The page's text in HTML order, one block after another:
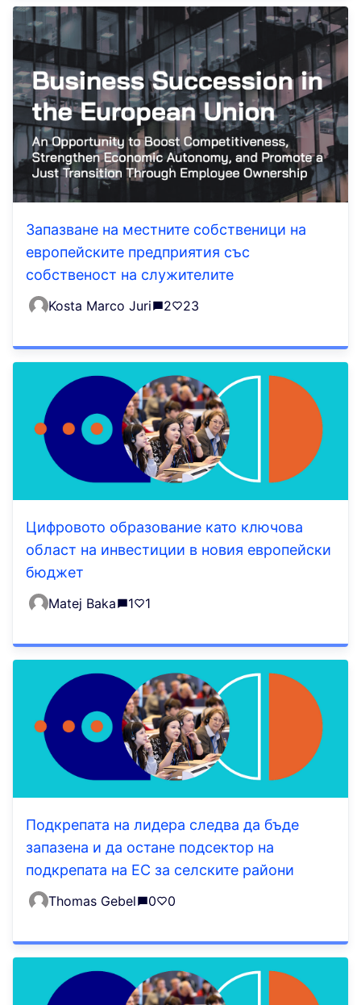
Запазване на местните собственици на
европейските предприятия със
собственост на служителите
Kosta Marco Juri 2 23
Цифровото образование като ключова
област на инвестиции в новия европейски
бюджет
Matej Baka 1 1
Подкрепата на лидера следва да бъде
запазена и да остане подсектор на
подкрепата на ЕС за селските райони
Thomas Gebel 0 0